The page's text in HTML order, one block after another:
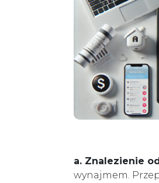
a. Znalezienie
wynajmem.